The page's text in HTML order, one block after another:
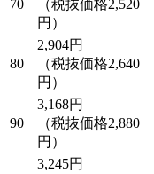
70
（税抜価格2,520
円）
80
2,904円
（税抜価格2,640
円）
90
3,168円
（税抜価格2,880
円）
3,245円